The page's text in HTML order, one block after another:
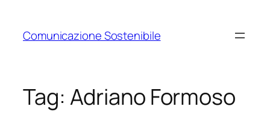
contenuto
Comunicazione Sostenibile
Tag: Adriano Formoso